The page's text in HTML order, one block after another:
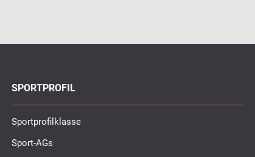
SPORTPROFIL
Sportprofilklasse
Sport-AGs